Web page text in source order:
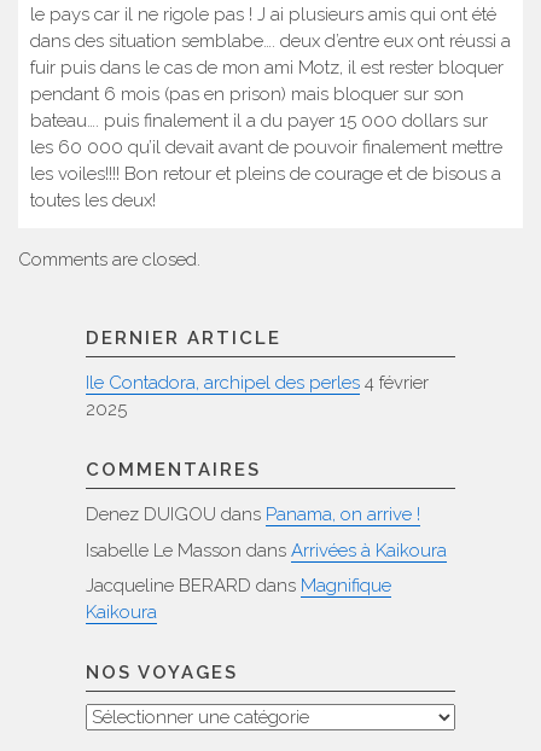
le pays car il ne rigole pas ! J ai plusieurs amis qui ont été
dans des situation semblabe…. deux d’entre eux ont réussi a
fuir puis dans le cas de mon ami Motz, il est rester bloquer
pendant 6 mois (pas en prison) mais bloquer sur son
bateau…. puis finalement il a du payer 15 000 dollars sur
les 60 000 qu’il devait avant de pouvoir finalement mettre
les voiles!!!! Bon retour et pleins de courage et de bisous a
toutes les deux!
Comments are closed.
DERNIER ARTICLE
Ile Contadora, archipel des perles 4 février
2025
COMMENTAIRES
Denez DUIGOU dans Panama, on arrive !
Isabelle Le Masson dans Arrivées à Kaikoura
Jacqueline BERARD dans Magnifique
Kaikoura
NOS VOYAGES
Nos